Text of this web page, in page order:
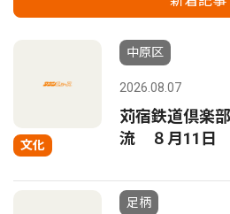
文化
中原区
2026.08.07
苅宿鉄道倶楽
流 ８月11日
足柄